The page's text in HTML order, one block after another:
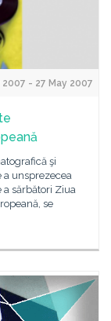
2007 - 27 May 2007
şi
a unsprezecea
sărbători Ziua
se